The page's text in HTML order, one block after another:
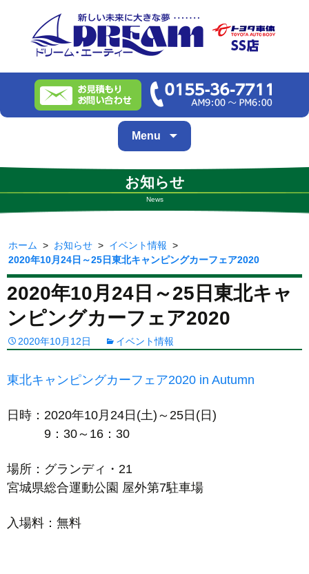
Menu
Skip
お知らせ
News
ホーム > お知らせ > イベント情報 >
2020年10月24日～25日東北キャンピングカーフェア2020
2020年10月24日～25日東北キャ
ンピングカーフェア2020
2020年10月12日 イベント情報
東北キャンピングカーフェア2020 in Autumn
日時：2020年10月24日(土)～25日(日)
9：30～16：30
場所：グランディ・21
宮城県総合運動公園 屋外第7駐車場
入場料：無料